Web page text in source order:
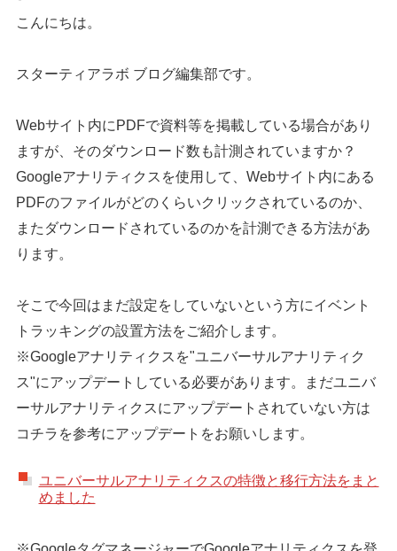
こんにちは。
スターティアラボ ブログ編集部です。
Webサイト内にPDFで資料等を掲載している場合があり
ますが、そのダウンロード数も計測されていますか？
Googleアナリティクスを使用して、Webサイト内にある
PDFのファイルがどのくらいクリックされているのか、
またダウンロードされているのかを計測できる方法があ
ります。
そこで今回はまだ設定をしていないという方にイベント
トラッキングの設置方法をご紹介します。
※Googleアナリティクスを"ユニバーサルアナリティク
ス"にアップデートしている必要があります。まだユニバ
ーサルアナリティクスにアップデートされていない方は
コチラを参考にアップデートをお願いします。
ユニバーサルアナリティクスの特徴と移行方法をまと
めました